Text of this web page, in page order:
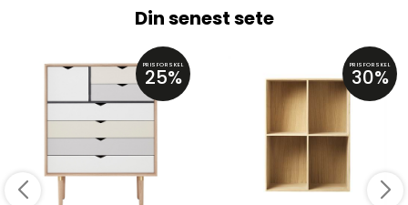
Din senest sete
PRISFORSKEL
25% PRISFORSKEL
30%